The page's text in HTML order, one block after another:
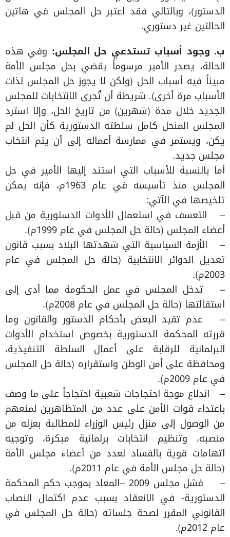
الدستور)، وبالتالي فقد اعتبر حل المجلس في هاتين
الحالتين غير دستوري.
ب‌. وجود أسباب تستدعي حل المجلس: وفي هذه
الحالة، يصدر الأمير مرسوماً يقضي بحل مجلس الأمة
مبيناً فيه أسباب الحل (ولكن لا يجوز حل المجلس لذات
الأسباب مرة أخرى). شريطة أن تُجرى الانتخابات للمجلس
الجديد خلال مدة (شهرين) من تاريخ الحل، وإلا استرد
المجلس المنحل كامل سلطته الدستورية كأن الحل لم
يكن، ويستمر في ممارسة أعماله إلى أن يتم انتخاب
مجلس جديد.
أما بالنسبة للأسباب التي استند إليها الأمير في حل
المجلس منذ تأسيسه في عام 1963م، فإنه يمكن
تلخيصها في الآتي:
– التعسف في استعمال الأدوات الدستورية من قبل
أعضاء المجلس (حالة حل المجلس في عام 1999م).
– الأزمة السياسية التي شهدتها البلاد بسبب قانون
تعديل الدوائر الانتخابية (حالة حل المجلس في عام
2003م).
– تدخل المجلس في عمل الحكومة مما أدى إلى
استقالتها (حالة حل المجلس في عام 2008م).
– عدم تقيد البعض بأحكام الدستور والقانون وما
قررته المحكمة الدستورية بخصوص استخدام الأدوات
البرلمانية للرقابة على أعمال السلطة التنفيذية،
ومحافظة على أمن الوطن واستقراره (حالة حل المجلس
في عام 2009م).
– اندلاع موجة احتجاجات شعبية احتجاجاً على ما وصف
باعتداء قوات الأمن على عدد من المتظاهرين لمنعهم
من الوصول إلى منزل رئيس الوزراء للمطالبة بعزله من
منصبه، وتنظيم انتخابات برلمانية مبكرة، وتوجيه
اتهامات قوية بالفساد لعدد من أعضاء مجلس الأمة
(حالة حل مجلس الأمة في عام 2011م).
– فشل مجلس 2009 –المعاد بموجب حكم المحكمة
الدستورية- في الانعقاد بسبب عدم اكتمال النصاب
القانوني المقرر لصحة جلساته (حالة حل المجلس في
عام 2012م).